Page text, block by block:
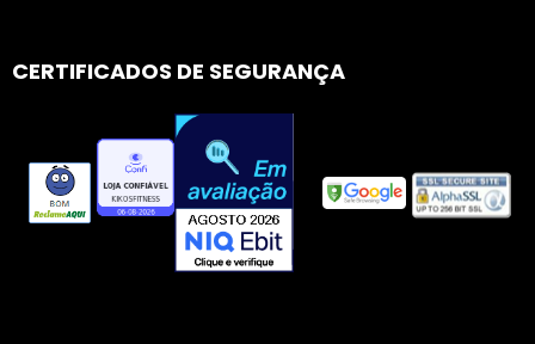
CERTIFICADOS DE SEGURANÇA